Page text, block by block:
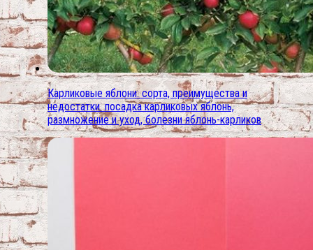
Карликовые яблони: сорта, преимущества и
недостатки. посадка карликовых яблонь,
размножение и уход, болезни яблонь-карликов